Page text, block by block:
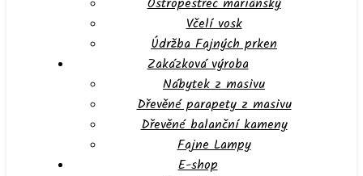
Včelí vosk
Údržba Fajných prken
Zakázková výroba
Nábytek z masivu
Dřevěné parapety z masivu
Dřevěné balanční kameny
Fajne Lampy
E-shop